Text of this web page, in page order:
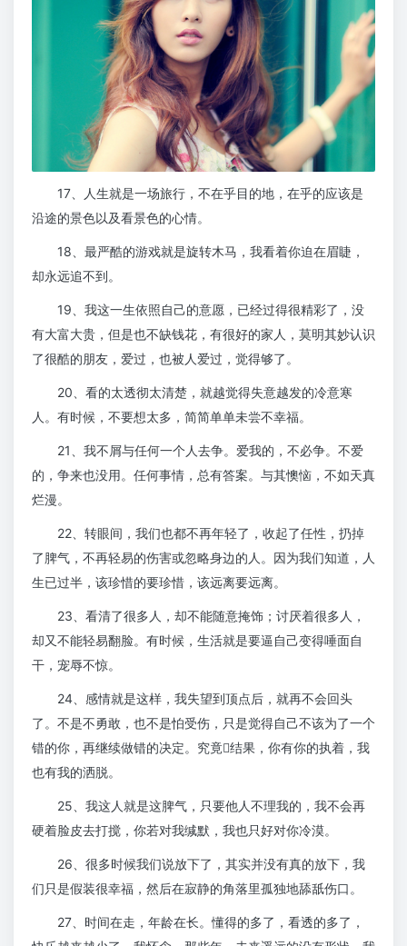
17、人生就是一场旅行，不在乎目的地，在乎的应该是
沿途的景色以及看景色的心情。
18、最严酷的游戏就是旋转木马，我看着你迫在眉睫，
却永远追不到。
19、我这一生依照自己的意愿，已经过得很精彩了，没
有大富大贵，但是也不缺钱花，有很好的家人，莫明其妙认识
了很酷的朋友，爱过，也被人爱过，觉得够了。
20、看的太透彻太清楚，就越觉得失意越发的冷意寒
人。有时候，不要想太多，简简单单未尝不幸福。
21、我不屑与任何一个人去争。爱我的，不必争。不爱
的，争来也没用。任何事情，总有答案。与其懊恼，不如天真
烂漫。
22、转眼间，我们也都不再年轻了，收起了任性，扔掉
了脾气，不再轻易的伤害或忽略身边的人。因为我们知道，人
生已过半，该珍惜的要珍惜，该远离要远离。
23、看清了很多人，却不能随意掩饰；讨厌着很多人，
却又不能轻易翻脸。有时候，生活就是要逼自己变得唾面自
干，宠辱不惊。
24、感情就是这样，我失望到顶点后，就再不会回头
了。不是不勇敢，也不是怕受伤，只是觉得自己不该为了一个
错的你，再继续做错的决定。究竟结果，你有你的执着，我
也有我的洒脱。
25、我这人就是这脾气，只要他人不理我的，我不会再
硬着脸皮去打搅，你若对我缄默，我也只好对你冷漠。
26、很多时候我们说放下了，其实并没有真的放下，我
们只是假装很幸福，然后在寂静的角落里孤独地舔舐伤口。
27、时间在走，年龄在长。懂得的多了，看透的多了，